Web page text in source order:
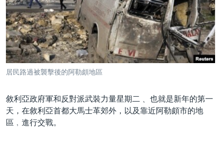
航
跳
轉
到
檢
索
美國
中國
國際
經貿
每日視頻新聞
VOA 60秒 (國際)
音頻
時事經緯
國語
居民路過被襲擊後的阿勒頗地區
敘利亞政府軍和反對派武裝力量星期二﹑ 也就是新年的第一
天，在敘利亞首都大馬士革郊外，以及靠近阿勒頗市的地
區﹐進行交戰。